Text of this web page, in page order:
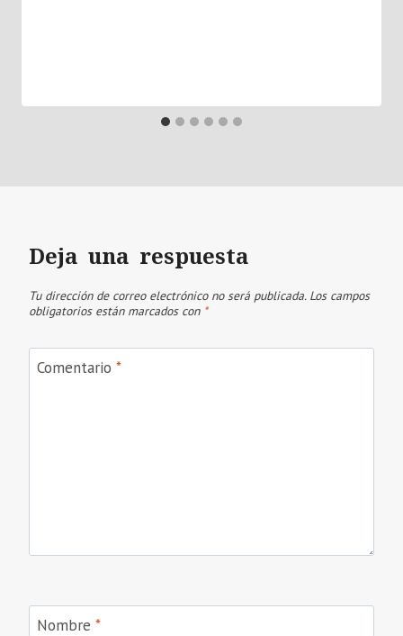
Deja una respuesta
Tu dirección de correo electrónico no será publicada. Los campos
obligatorios están marcados con *
Comentario *
Nombre *